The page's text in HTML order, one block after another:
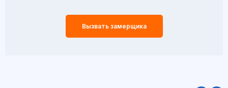
Вызвать замерщика